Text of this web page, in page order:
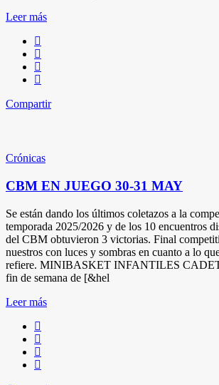
Leer más
Compartir
Crónicas
CBM EN JUEGO 30-31 MAY
Se están dando los últimos coletazos a la
temporada 2025/2026 y de los 10 encuentros
del CBM obtuvieron 3 victorias. Final
nuestros con luces y sombras en cuanto a lo
refiere. MINIBASKET INFANTILES
fin de semana de [&hel
Leer más